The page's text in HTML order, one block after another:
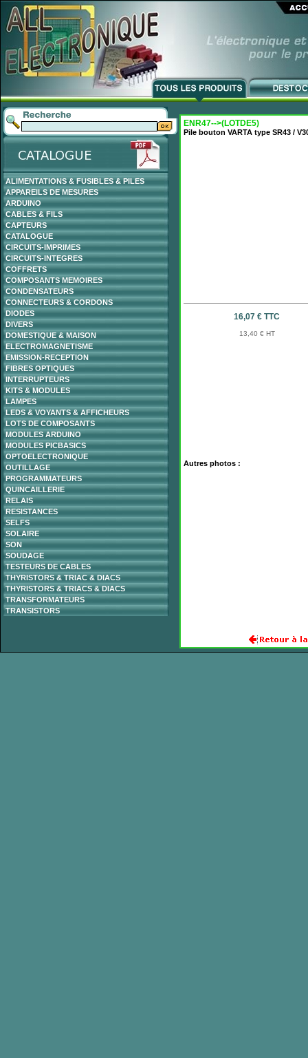
ALIMENTATIONS & FUSIBLES & PILES
APPAREILS DE MESURES
ARDUINO
CABLES & FILS
CAPTEURS
CATALOGUE
CIRCUITS-IMPRIMES
CIRCUITS-INTEGRES
COFFRETS
COMPOSANTS MEMOIRES
CONDENSATEURS
CONNECTEURS & CORDONS
DIODES
DIVERS
DOMESTIQUE & MAISON
ELECTROMAGNETISME
EMISSION-RECEPTION
FIBRES OPTIQUES
INTERRUPTEURS
KITS & MODULES
LAMPES
LEDS & VOYANTS & AFFICHEURS
LOTS DE COMPOSANTS
MODULES ARDUINO
MODULES PICBASICS
OPTOELECTRONIQUE
OUTILLAGE
PROGRAMMATEURS
QUINCAILLERIE
RELAIS
RESISTANCES
SELFS
SOLAIRE
SON
SOUDAGE
TESTEURS DE CABLES
THYRISTORS & TRIAC & DIACS
THYRISTORS & TRIACS & DIACS
TRANSFORMATEURS
TRANSISTORS
ENR47-->(LOTDE5)
Pile bouton VARTA type SR43 /
16,07 € TTC
13,40 € HT
Autres photos :